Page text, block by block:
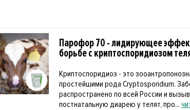
Парофор 70 - лидирующее
борьбе с криптоспоридиозом
Криптоспоридиоз - это
простейшими рода Cryptosporidium.
распространено по всей России и
постнатальную диарею у телят, про...